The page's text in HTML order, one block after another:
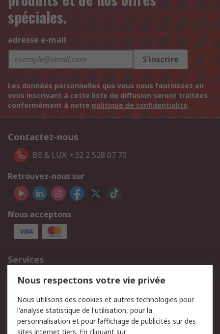
spéciales.
adresse e-mail
S'inscrire
Les données personnelles que vous nous fournissez en
vous inscrivant à cette liste de diffusion seront traitées
conformément à notre politique de confidentialité.
Contactez-nous
BE & LUX: +32 2 528 07 70
Retrouvez-nous sur
Nous acceptons
Services
750.000 produits
2.500 marques
Retours
Support technique
Track & trace
Nous respectons votre vie privée
Nous utilisons des cookies et autres technologies pour
l'analyse statistique de l'utilisation, pour la
personnalisation et pour l’affichage de publicités sur des
sites internet tiers. En cliquant sur